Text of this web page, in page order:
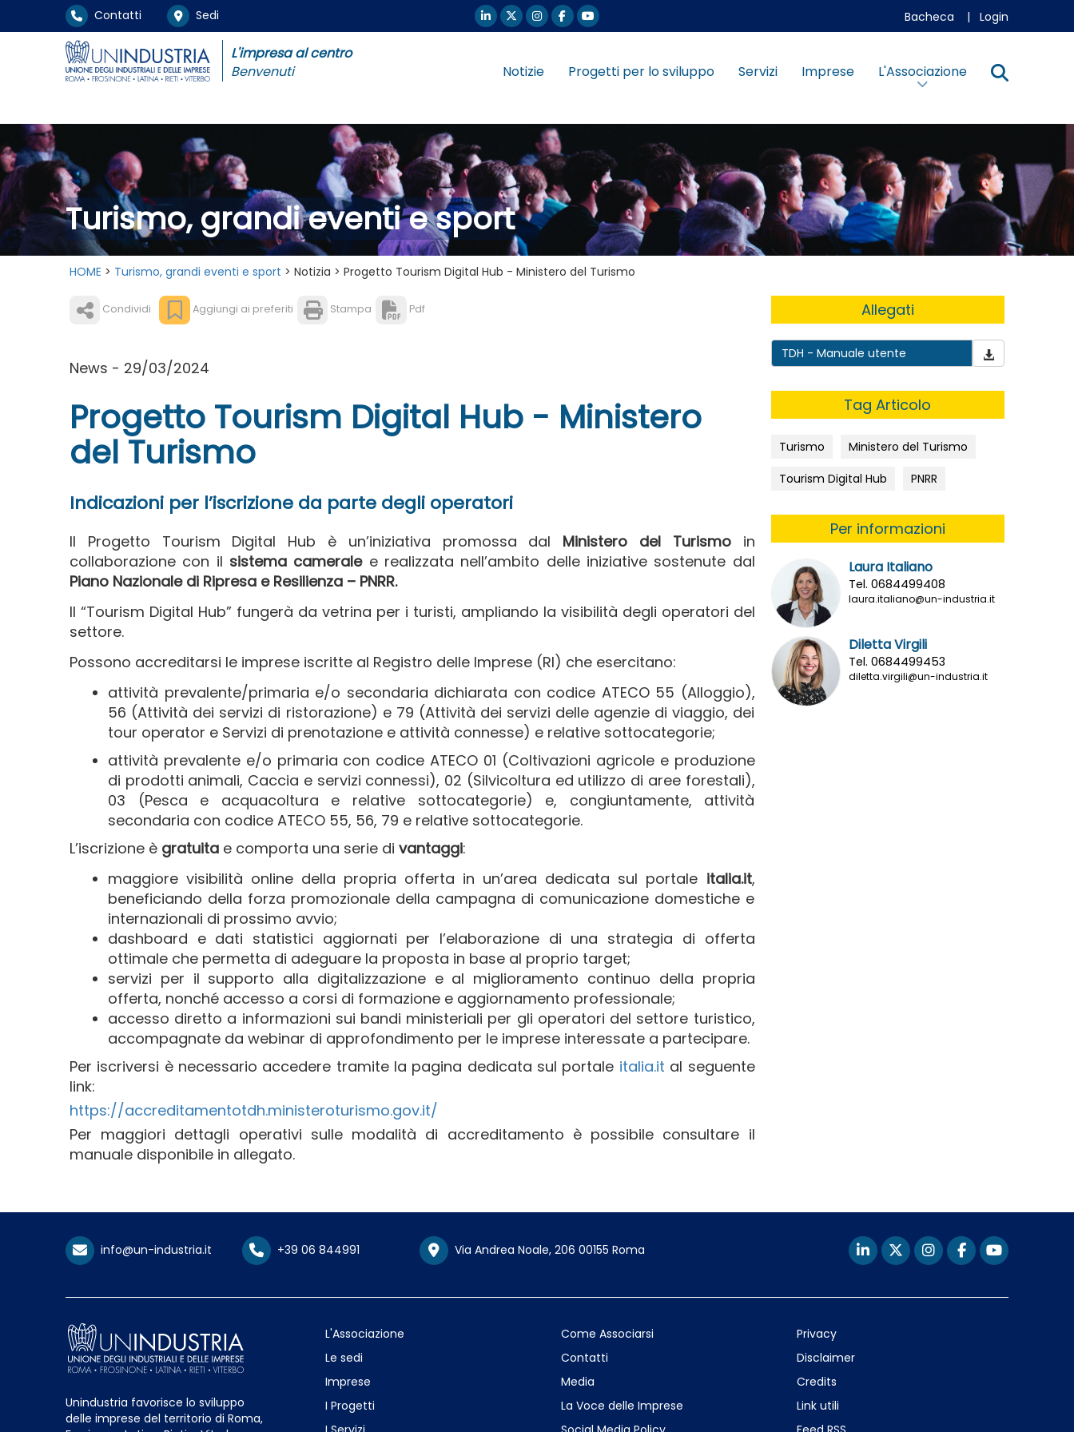
Contatti Sedi Bacheca | Login
L'impresa al centro
Benvenuti
Notizie Progetti per lo sviluppo Servizi Imprese L'Associazione
Turismo, grandi eventi e sport
HOME > Turismo, grandi eventi e sport > Notizia > Progetto Tourism Digital Hub - Ministero del Turismo
Condividi Aggiungi ai preferiti Stampa Pdf
News - 29/03/2024
Progetto Tourism Digital Hub - Ministero
del Turismo
Indicazioni per l’iscrizione da parte degli operatori
Il Progetto Tourism Digital Hub è un’iniziativa promossa dal Ministero del Turismoin
collaborazione con il sistema cameralee realizzata nell’ambito delle iniziative sostenute dal
Piano Nazionale di Ripresa e Resilienza – PNRR.
Il “Tourism Digital Hub” fungerà da vetrina per i turisti, ampliando la visibilità degli operatori del
settore.
Possono accreditarsi le imprese iscritte al Registro delle Imprese (RI) che esercitano:
attività prevalente/primaria e/o secondaria dichiarata con codice ATECO 55 (Alloggio),
56 (Attività dei servizi di ristorazione) e 79 (Attività dei servizi delle agenzie di viaggio, dei
tour operator e Servizi di prenotazione e attività connesse) e relative sottocategorie;
attività prevalente e/o primaria con codice ATECO 01 (Coltivazioni agricole e produzione
di prodotti animali, Caccia e servizi connessi), 02 (Silvicoltura ed utilizzo di aree forestali),
03 (Pesca e acquacoltura e relative sottocategorie) e, congiuntamente, attività
secondaria con codice ATECO 55, 56, 79 e relative sottocategorie.
L’iscrizione è gratuita e comporta una serie di vantaggi:
maggiore visibilità online della propria offerta in un’area dedicata sul portale italia.it,
beneficiando della forza promozionale della campagna di comunicazione domestiche e
internazionali di prossimo avvio;
dashboard e dati statistici aggiornati per l’elaborazione di una strategia di offerta
ottimale che permetta di adeguare la proposta in base al proprio target;
servizi per il supporto alla digitalizzazione e al miglioramento continuo della propria
offerta, nonché accesso a corsi di formazione e aggiornamento professionale;
accesso diretto a informazioni sui bandi ministeriali per gli operatori del settore turistico,
accompagnate da webinar di approfondimento per le imprese interessate a partecipare.
Per iscriversi è necessario accedere tramite la pagina dedicata sul portale italia.it al seguente
link:
https://accreditamentotdh.ministeroturismo.gov.it/
Per maggiori dettagli operativi sulle modalità di accreditamento è possibile consultare il
manuale disponibile in allegato.
Allegati
TDH - Manuale utente
Tag Articolo
Turismo
Ministero del Turismo
Tourism Digital Hub
PNRR
Per informazioni
Laura Italiano
Tel. 0684499408
laura.italiano@un-industria.it
Diletta Virgili
Tel. 0684499453
diletta.virgili@un-industria.it
info@un-industria.it +39 06 844991 Via Andrea Noale, 206 00155 Roma
Unindustria favorisce lo sviluppo
delle imprese del territorio di Roma,
L'Associazione
Le sedi
Imprese
I Progetti
Come Associarsi
Contatti
Media
La Voce delle Imprese
Privacy
Disclaimer
Credits
Link utili